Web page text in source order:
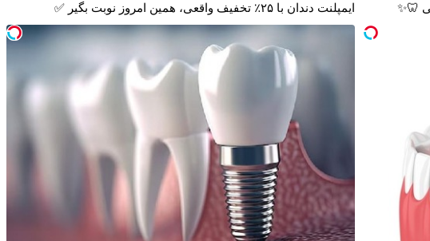
🦷✨ ایمپلنت دندان با ۲۵٪ تخفیف واقعی، همین امروز نوبت بگیر ✅